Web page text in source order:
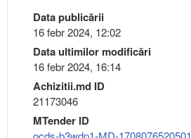
Data publicării
16 febr 2024, 12:02
Data ultimilor modificări
16 febr 2024, 16:14
Achizitii.md ID
21173046
MTender ID